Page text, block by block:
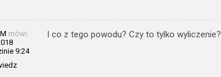
mówi:
9:24
I co z tego powodu? Czy to tylko wyliczenie?